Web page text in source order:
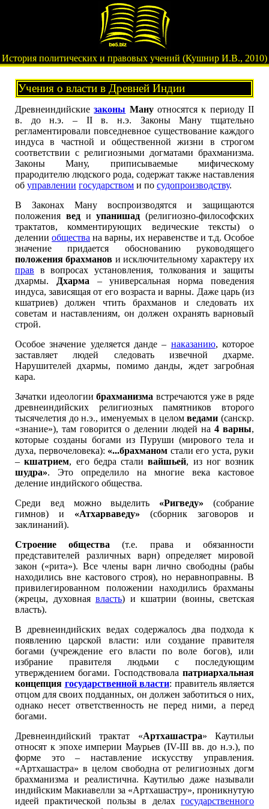
История политических и правовых учений (Кушнир И.В., 2010)
Учения о власти в Древней Индии
Древнеиндийскиезаконы Мануотносятся к периоду II
в. до н.э. – II в. н.э. Законы Ману тщательно
регламентировали повседневное существование каждого
индуса в частной и общественной жизни в строгом
соответствии с религиозными догматами брахманизма.
Законы Ману, приписываемые мифическому
прародителю людского рода, содержат также наставления
об управлении государством и по судопроизводству.
В Законах Ману воспроизводятся и защищаются
положения ведиупанишад (религиозно-философских
трактатов, комментирующих ведические тексты) о
делении общества на варны, их неравенстве и т.д. Особое
значение придается обоснованию руководящего
положения брахманов и исключительному характеру их
прав в вопросах установления, толкования и защиты
дхармы.
Дхарма – универсальная норма поведения
индуса, зависящая от его возраста и варны. Даже царь (из
кшатриев) должен чтить брахманов и следовать их
советам и наставлениям, он должен охранять варновый
строй.
Особое значение уделяется данде – наказанию, которое
заставляет людей следовать извечной дхарме.
Нарушителей дхармы, помимо данды, ждет загробная
кара.
Зачатки идеологиибрахманизма встречаются уже в ряде
древнеиндийских религиозных памятников второго
тысячелетия до н.э., именуемых в целомведами (санскр.
«знание»), там говорится о делении людей на 4 варны,
которые созданы богами из Пуруши (мирового тела и
духа, первочеловека): «...брахманом стали его уста, руки
–кшатрием, его бедра сталивайшьей, из ног возник
шудра». Это определило на многие века кастовое
деление индийского общества.
Среди вед можно выделить «Ригведу» (собрание
гимнов) и «Атхарваведу» (сборник заговоров и
заклинаний).
Строение общества (т.е. права и обязанности
представителей различных варн) определяет мировой
закон («рита»). Все члены варн лично свободны (рабы
находились вне кастового строя), но неравноправны. В
привилегированном положении находились брахманы
(жрецы, духовная власть) и кшатрии (воины, светская
власть).
В древнеиндийских ведах содержалось два подхода к
появлению царской власти: или создание правителя
богами (учреждение его власти по воле богов), или
избрание правителя людьми с последующим
утверждением богами. Господствовала патриархальная
концепция государственной власти: правитель является
отцом для своих подданных, он должен заботиться о них,
однако несет ответственность не перед ними, а перед
богами.
Древнеиндийский трактат «Артхашастра» Каутильи
относят к эпохе империи Маурьев (IV-III вв. до н.э.), по
форме это – наставление искусству управления.
«Артхашастра» в целом свободна от религиозных догм
брахманизма и реалистична. Каутилью даже называли
индийским Макиавелли за «Артхашастру», проникнутую
идеей практической пользы в делах государственного